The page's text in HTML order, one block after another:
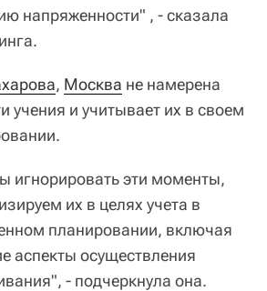
напряженности" , - сказала
, Москва не намерена
учения и учитывает их в своем
игнорировать эти моменты,
их в целях учета в
планировании, включая
аспекты осуществления
- подчеркнула она.